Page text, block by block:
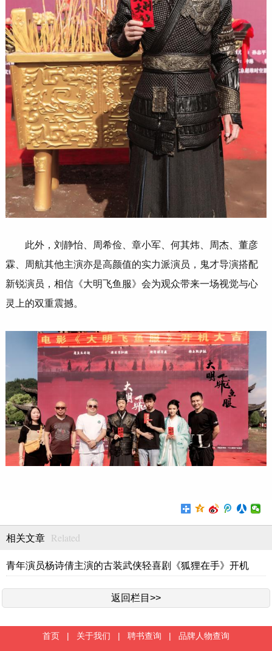
此外，刘静怡、周希俭、章小军、何其炜、周杰、董彦
霖、周航其他主演亦是高颜值的实力派演员，鬼才导演搭配
新锐演员，相信《大明飞鱼服》会为观众带来一场视觉与心
灵上的双重震撼。
相关文章 Related
青年演员杨诗倩主演的古装武侠轻喜剧《狐狸在手》开机
返回栏目>>
首页 | 关于我们 | 聘书查询 | 品牌人物查询